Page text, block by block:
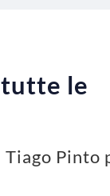
tutte le
Pinto